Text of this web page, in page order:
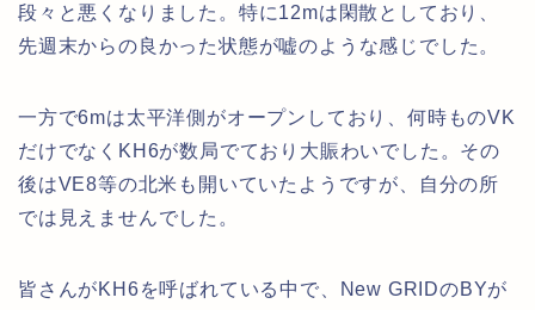
段々と悪くなりました。特に12mは閑散としており、
先週末からの良かった状態が嘘のような感じでした。
一方で6mは太平洋側がオープンしており、何時ものVK
だけでなくKH6が数局でており大賑わいでした。その
後はVE8等の北米も開いていたようですが、自分の所
では見えませんでした。
皆さんがKH6を呼ばれている中で、New GRIDのBYが